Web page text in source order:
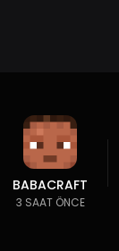
BABACRAFT
3 SAAT ÖNCE